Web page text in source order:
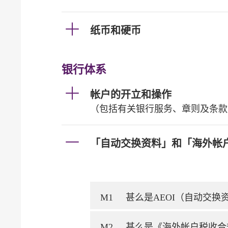
纸币和硬币
银行体系
帐户的开立和操作
（包括有关银行服务、章则及条
「自动交换资料」和「海外
M1 甚么是AEOI（自动交换